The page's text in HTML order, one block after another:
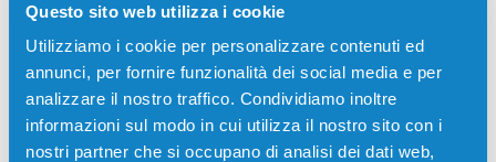
Questo sito web utilizza i cookie
Utilizziamo i cookie per personalizzare contenuti ed
annunci, per fornire funzionalità dei social media e per
analizzare il nostro traffico. Condividiamo inoltre
informazioni sul modo in cui utilizza il nostro sito con i
nostri partner che si occupano di analisi dei dati web,
pagine per Stampanti: Lexmark OPTRA E260,
Lexmark OPTRA E360, Lexmark OPTRA E460